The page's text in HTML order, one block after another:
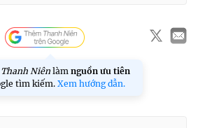
Thanh Niên làm nguồn ưu tiên
tìm kiếm. Xem hướng dẫn.